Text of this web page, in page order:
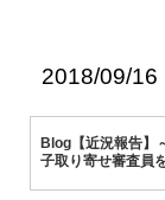
2018/09/16
Blog【近況報告】
子取り寄せ審査員